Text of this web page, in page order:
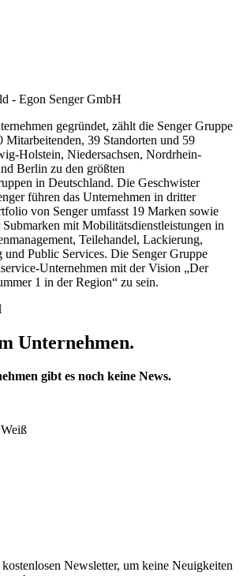
gegründet, zählt die Senger Gruppe
Mitarbeitenden, 39 Standorten und 59
Holstein, Niedersachsen, Nordrhein-
Berlin zu den größten
in Deutschland. Die Geschwister
führen das Unternehmen in dritter
von Senger umfasst 19 Marken sowie
Submarken mit Mobilitätsdienstleistungen in
Teilehandel, Lackierung,
und Public Services. Die Senger Gruppe
Unternehmen mit der Vision „Der
1 in der Region“ zu sein.
Unternehmen.
gibt es noch keine News.
Newsletter, um keine Neuigkeiten